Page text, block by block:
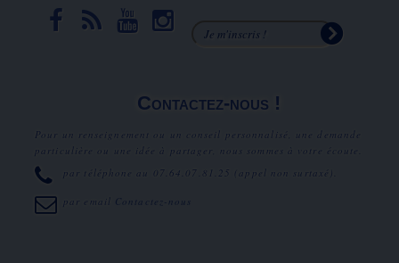
Contactez-nous !
Pour un renseignement ou un conseil personnalisé, une demande
particulière ou une idée à partager, nous sommes à votre écoute.
par téléphone au
07.64.07.81.25 (appel non surtaxé).
par email Contactez-nous